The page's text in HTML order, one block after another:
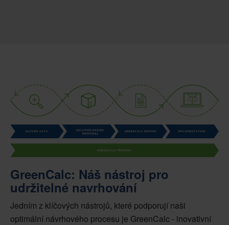
GreenCalc: Náš nástroj pro
udržitelné navrhování
Jedním z klíčových nástrojů, které podporují naši
optimální návrhového procesu je GreenCalc - inovativní